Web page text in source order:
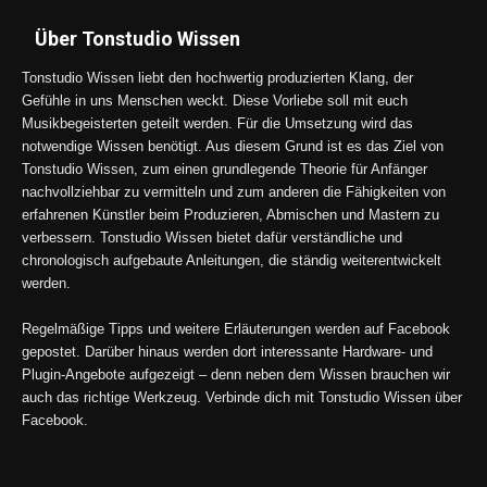
Über Tonstudio Wissen
Tonstudio Wissen liebt den hochwertig produzierten Klang, der
Gefühle in uns Menschen weckt. Diese Vorliebe soll mit euch
Musikbegeisterten geteilt werden. Für die Umsetzung wird das
notwendige Wissen benötigt. Aus diesem Grund ist es das Ziel von
Tonstudio Wissen, zum einen grundlegende Theorie für Anfänger
nachvollziehbar zu vermitteln und zum anderen die Fähigkeiten von
erfahrenen Künstler beim Produzieren, Abmischen und Mastern zu
verbessern. Tonstudio Wissen bietet dafür verständliche und
chronologisch aufgebaute Anleitungen, die ständig weiterentwickelt
werden.
Regelmäßige Tipps und weitere Erläuterungen werden auf Facebook
gepostet. Darüber hinaus werden dort interessante Hardware- und
Plugin-Angebote aufgezeigt – denn neben dem Wissen brauchen wir
auch das richtige Werkzeug. Verbinde dich mit Tonstudio Wissen über
Facebook.